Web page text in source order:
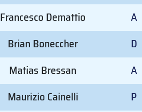
Francesco Demattio A
Brian Boneccher D
Matias Bressan A
Maurizio Cainelli P